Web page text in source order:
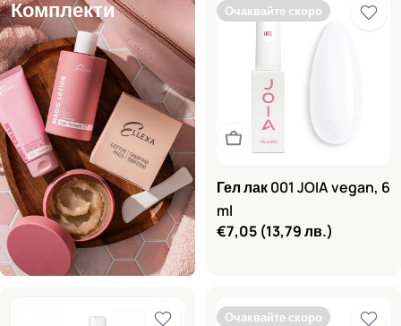
Комплекти Очаквайте скоро
Очаквайте скоро
Гел лак 001 JOIA vegan, 6
ml
Редовна
€7,05 (13,79 лв.)
Очаквайте скоро